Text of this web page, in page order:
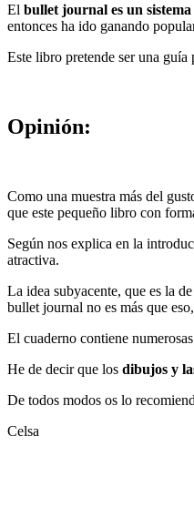
El bullet journal es un
entonces ha ido ganando
Este libro pretende ser una
Opinión:
Como una muestra más del
que este pequeño libro con
Según nos explica en la
atractiva.
La idea subyacente, que es la
bullet journal no es más que
El cuaderno contiene
He de decir que los dibujos y
De todos modos os lo
Celsa